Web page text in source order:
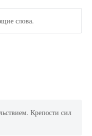
слова.
Крепости сил